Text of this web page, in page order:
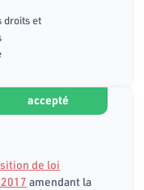
droits et
accepté
de loi
amendant la